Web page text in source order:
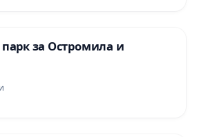
за Остромила и